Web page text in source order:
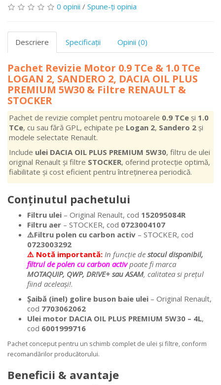
0 opinii / Spune-ţi opinia
Descriere Specificaţii Opinii (0)
Pachet Revizie Motor 0.9 TCe & 1.0 TCe
LOGAN 2, SANDERO 2, DACIA OIL PLUS
PREMIUM 5W30 & Filtre RENAULT &
STOCKER
Pachet de revizie complet pentru motoarele 0.9 TCe și 1.0
TCe, cu sau fără GPL, echipate pe Logan 2, Sandero 2 și
modele selectate Renault.
Include ulei DACIA OIL PLUS PREMIUM 5W30, filtru de ulei
original Renault și filtre STOCKER, oferind protecție optimă,
fiabilitate și cost eficient pentru întreținerea periodică.
Conținutul pachetului
Filtru ulei – Original Renault, cod 152095084R
Filtru aer – STOCKER, cod 0723004107
⚠️Filtru polen cu carbon activ – STOCKER, cod
0723003292
⚠️ Notă importantă: In funcție de stocul disponibil,
filtrul de polen cu carbon activpoate fi marca
MOTAQUIP, QWP, DR!VE+ sau ASAM, calitatea si prețul
fiind aceleași!.
Șaibă (inel) golire buson baie ulei – Original Renault,
cod 7703062062
Ulei motor DACIA OIL PLUS PREMIUM 5W30 – 4L,
cod 6001999716
Pachet conceput pentru un schimb complet de ulei și filtre, conform
recomandărilor producătorului.
Beneficii & avantaje